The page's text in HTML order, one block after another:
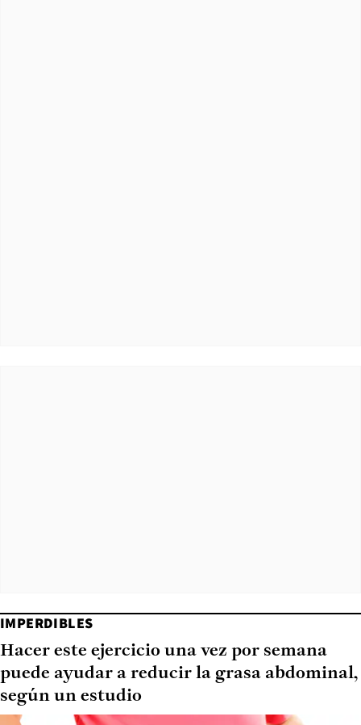
IMPERDIBLES
Hacer este ejercicio una vez por semana
puede ayudar a reducir la grasa abdominal,
según un estudio